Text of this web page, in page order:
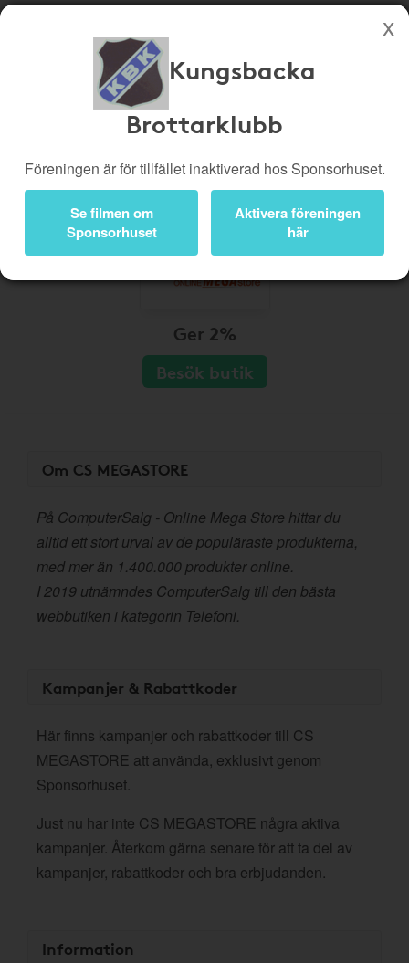
Köp genom denna sida stöttar Kungsbacka Brottarklubb
Butiker
Bli medlem
Logga in
Kungsbacka
Brottarklubb
Föreningen är för tillfället inaktiverad hos Sponsorhuset.
Se filmen om
Sponsorhuset
Aktivera föreningen
här
Ger 2%
Besök butik
Om CS MEGASTORE
På ComputerSalg - Online Mega Store hittar du
alltid ett stort urval av de populäraste produkterna,
med mer än 1.400.000 produkter online.
I 2019 utnämndes ComputerSalg till den bästa
webbutiken i kategorin Telefoni.
Kampanjer & Rabattkoder
Här finns kampanjer och rabattkoder till CS
MEGASTORE att använda, exklusivt genom
Sponsorhuset.
Just nu har inte CS MEGASTORE några aktiva
kampanjer. Återkom gärna senare för att ta del av
kampanjer, rabattkoder och bra erbjudanden.
Information